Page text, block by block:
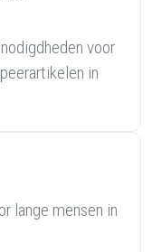
voor
in
lange mensen in